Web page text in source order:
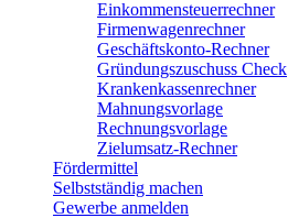
Einkommensteuerrechner
Firmenwagenrechner
Geschäftskonto-Rechner
Gründungszuschuss Check
Krankenkassenrechner
Mahnungsvorlage
Rechnungsvorlage
Zielumsatz-Rechner
Fördermittel
Selbstständig machen
Gewerbe anmelden